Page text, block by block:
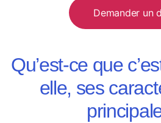
Demander un
Qu’est-ce que
elle, ses